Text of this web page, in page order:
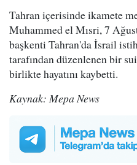
Tahran içerisinde ikamete
Muhammed el Mısri, 7
başkenti Tahran'da İsrail
tarafından düzenlenen bir
birlikte hayatını kaybetti.
Kaynak: Mepa News